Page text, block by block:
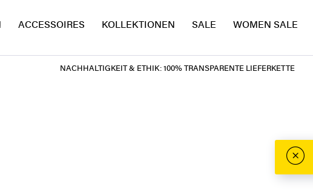
NACHHALTIGKEIT & ETHIK: 100% TRANSPARENTE LIEFERKETTE
ACCESSOIRES KOLLEKTIONEN SALE WOMEN SALE